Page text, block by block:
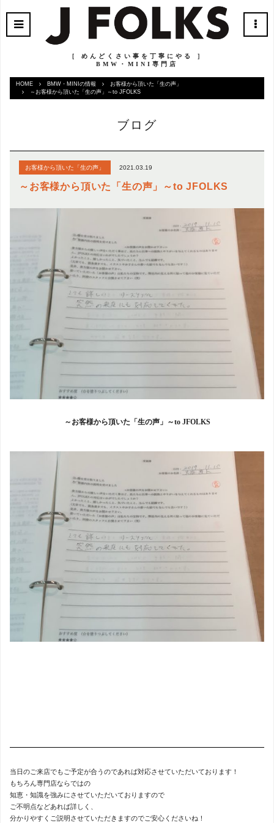
［ めんどくさい事を丁寧にやる ］
BMW・MINI専門店
HOME BMW・MINIの情報
お客様から頂いた「生の声」
～お客様から頂いた「生の声」～to JFOLKS
ブログ
お客様から頂いた「生の声」 2021.03.19
～お客様から頂いた「生の声」～to JFOLKS
～お客様から頂いた「生の声」～to JFOLKS
当日のご来店でもご予定が合うのであれば対応させていただいております！
もちろん専門店ならではの
知恵・知識を強みにさせていただいておりますので
ご不明点などあれば詳しく、
分かりやすくご説明させていただきますのでご安心くださいね！